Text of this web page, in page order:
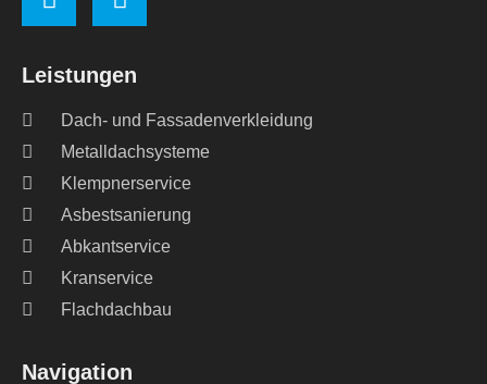
Navigation
Leistungen
Dach- und Fassadenverkleidung
Metalldachsysteme
Klempnerservice
Asbestsanierung
Abkantservice
Kranservice
Flachdachbau